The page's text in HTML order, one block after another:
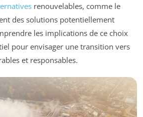
renouvelables, comme le
des solutions potentiellement
les implications de ce choix
pour envisager une transition vers
et responsables.